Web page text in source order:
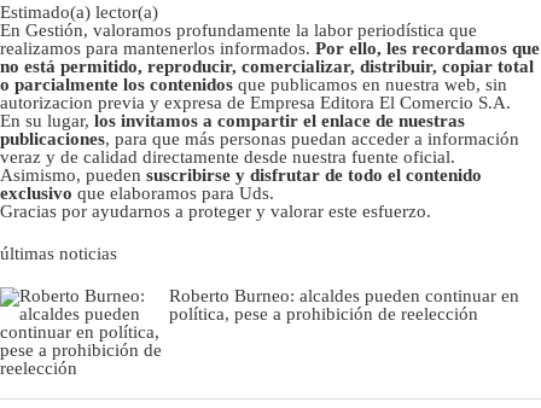
Estimado(a) lector(a)
En Gestión, valoramos profundamente la labor periodística que
realizamos para mantenerlos informados. Por ello, les recordamos que
no está permitido, reproducir, comercializar, distribuir, copiar total
o parcialmente los contenidos que publicamos en nuestra web, sin
autorizacion previa y expresa de Empresa Editora El Comercio S.A.
En su lugar, los invitamos a compartir el enlace de nuestras
publicaciones, para que más personas puedan acceder a información
veraz y de calidad directamente desde nuestra fuente oficial.
Asimismo, pueden suscribirse y disfrutar de todo el contenido
exclusivo que elaboramos para Uds.
Gracias por ayudarnos a proteger y valorar este esfuerzo.
últimas noticias
Roberto Burneo: alcaldes pueden continuar en
política, pese a prohibición de reelección